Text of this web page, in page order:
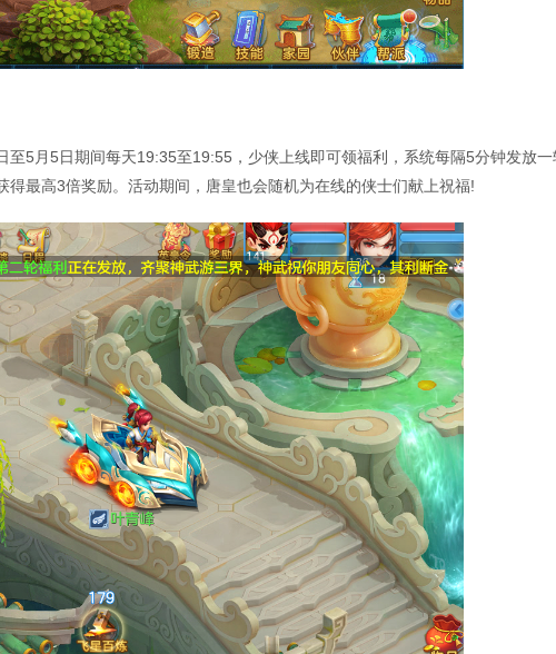
5月5日期间每天19:35至19:55，少侠上线即可领福利，系统每隔5分钟发放一
最高3倍奖励。活动期间，唐皇也会随机为在线的侠士们献上祝福!